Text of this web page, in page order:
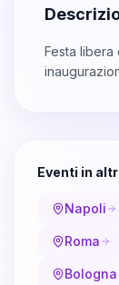
Festa libera
Eventi in
Napoli
Roma
Bologna